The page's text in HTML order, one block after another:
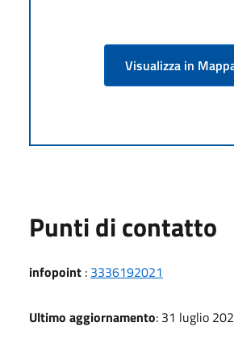
Visualizza in
Punti di contatto
infopoint : 3336192021
Ultimo aggiornamento: 31 luglio